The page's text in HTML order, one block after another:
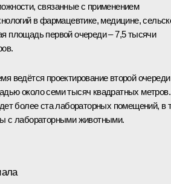
связанные с применением
в фармацевтике, медицине,
площадь первой очереди – 7,5 тысячи
ведётся проектирование второй очереди
около семи тысяч квадратных метров.
более ста лабораторных помещений, в
с лабораторными животными.